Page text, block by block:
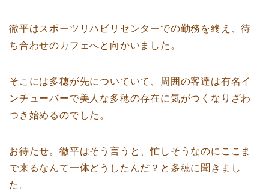
徹平はスポーツリハビリセンターでの勤務を終え、待
ち合わせのカフェへと向かいました。
そこには多穂が先についていて、周囲の客達は有名イ
ンチューバーで美人な多穂の存在に気がつくなりざわ
つき始めるのでした。
お待たせ。徹平はそう言うと、忙しそうなのにここま
で来るなんて一体どうしたんだ？と多穂に聞きまし
た。